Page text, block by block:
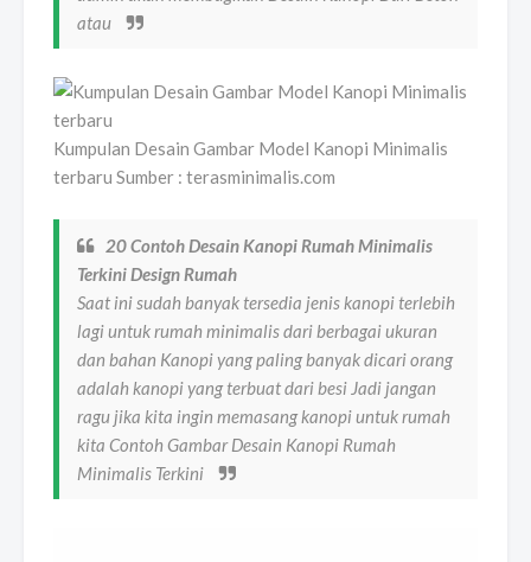
atau
Kumpulan Desain Gambar Model Kanopi Minimalis
terbaru Sumber : terasminimalis.com
20 Contoh Desain Kanopi Rumah Minimalis
Terkini Design Rumah
Saat ini sudah banyak tersedia jenis kanopi terlebih
lagi untuk rumah minimalis dari berbagai ukuran
dan bahan Kanopi yang paling banyak dicari orang
adalah kanopi yang terbuat dari besi Jadi jangan
ragu jika kita ingin memasang kanopi untuk rumah
kita Contoh Gambar Desain Kanopi Rumah
Minimalis Terkini